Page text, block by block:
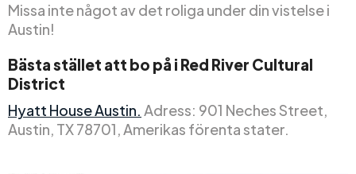
Missa inte något av det roliga under din vistelse i
Austin!
Bästa stället att bo på i Red River Cultural
District
Hyatt House Austin. Adress: 901 Neches Street,
Austin, TX 78701, Amerikas förenta stater.